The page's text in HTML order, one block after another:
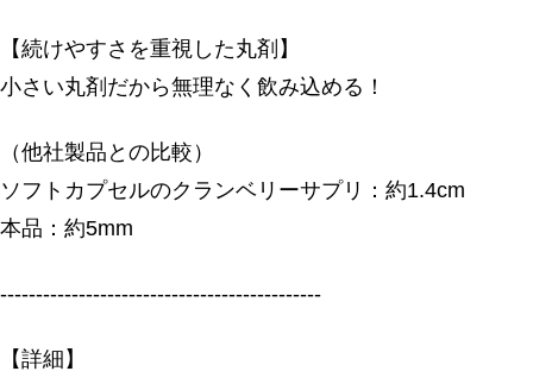
【続けやすさを重視した丸剤】
小さい丸剤だから無理なく飲み込める！
（他社製品との比較）
ソフトカプセルのクランベリーサプリ：約1.4cm
本品：約5mm
---------------------------------------------
【詳細】